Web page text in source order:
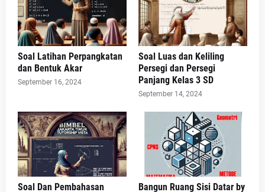
Soal Latihan Perpangkatan
dan Bentuk Akar
September 16, 2024
Soal Luas dan Keliling
Persegi dan Persegi
Panjang Kelas 3 SD
September 14, 2024
Soal Dan Pembahasan
Bangun Ruang Sisi Datar by